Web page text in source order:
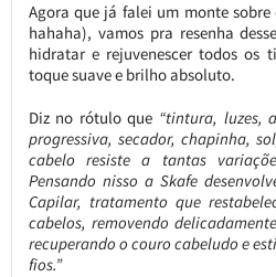
Agora que já falei um monte
hahaha), vamos pra resenha
hidratar e rejuvenescer todos os
toque suave e brilho absoluto.
Diz no rótulo que “tintura, luzes,
progressiva, secador, chapinha,
cabelo resiste a tantas
Pensando nisso a Skafe
Capilar, tratamento que
cabelos, removendo
recuperando o couro cabeludo e
fios.”